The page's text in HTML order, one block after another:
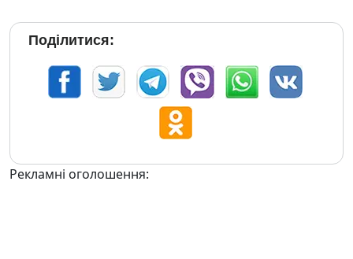
Поділитися:
Рекламні оголошення: